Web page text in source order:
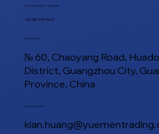
ТЕЛ / WHATSAPP / WECHAT
+86 188 1945 9649
Расположение
№ 60, Chaoyang Road,
District, Guangzhou City,
Province, China
Электронная почта